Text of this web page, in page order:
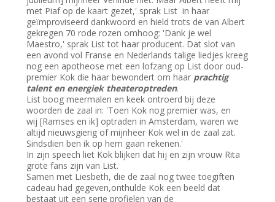
met Piaf op de kaart gezet,' sprak List in haar
geïmproviseerd dankwoord en hield trots de van Albert
gekregen 70 rode rozen omhoog: 'Dank je wel
Maestro,' sprak List tot haar producent. Dat slot van
een avond vol Franse en Nederlands talige liedjes kreeg
nog een apotheose met een lofzang op List door oud-
premier Kok die haar bewondert om haar prachtig
talent en energiek theateroptreden.
List boog meermalen en keek ontroerd bij deze
woorden de zaal in: 'Toen Kok nog premier was, en
wij [Ramses en ik] optraden in Amsterdam, waren we
altijd nieuwsgierig of mijnheer Kok wel in de zaal zat.
Sindsdien ben ik op hem gaan rekenen.'
In zijn speech liet Kok blijken dat hij en zijn vrouw Rita
grote fans zijn van List.
Samen met Liesbeth, die de zaal nog twee toegiften
cadeau had gegeven,onthulde Kok een beeld dat
bestaat uit een serie profielen van de